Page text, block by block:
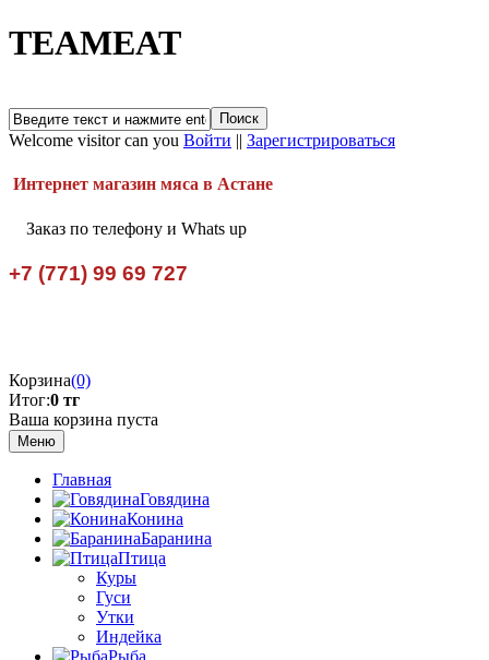
TEAMEAT
Welcome visitor can you Войти || Зарегистрироваться
Интернет магазин мяса в Астане
Заказ по телефону и Whats up
+7 (771) 99 69 727
Корзина(0)
Итог:0 тг
Ваша корзина пуста
Меню
Главная
Говядина
Конина
Баранина
Птица
Куры
Гуси
Утки
Индейка